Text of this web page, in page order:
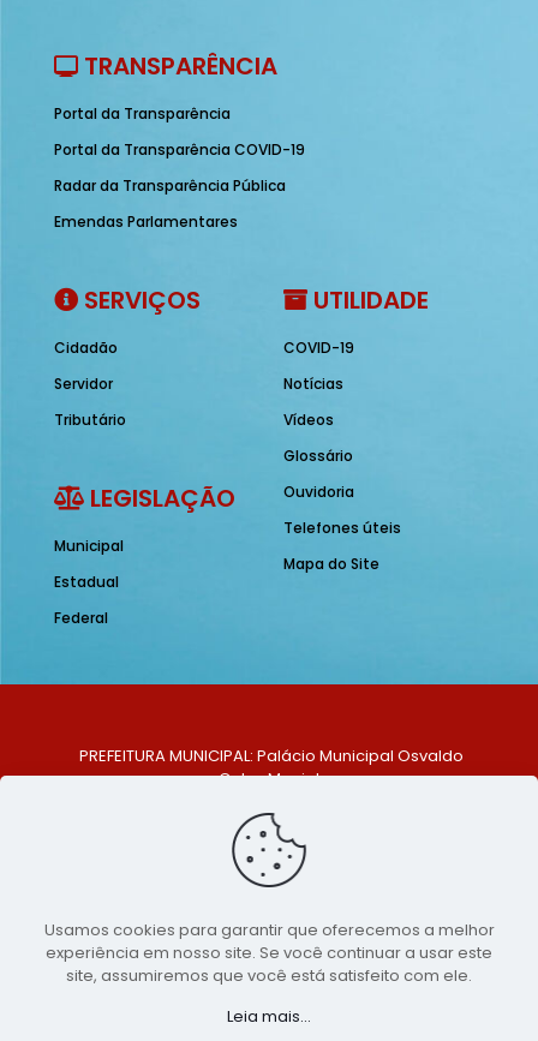
TRANSPARÊNCIA
Portal da Transparência
Portal da Transparência COVID-19
Radar da Transparência Pública
Emendas Parlamentares
SERVIÇOS
Cidadão
Servidor
Tributário
LEGISLAÇÃO
Municipal
Estadual
Federal
UTILIDADE
COVID-19
Notícias
Vídeos
Glossário
Ouvidoria
Telefones úteis
Mapa do Site
PREFEITURA MUNICIPAL: Palácio Municipal Osvaldo
Celso Maciel
Centro, São Bento do Una - PE. CEP: 553370-128
TELEFONE: (81) 99548-1569
E-MAIL: ouvidoria@saobentodouna.pe.gov.br
Copyright 2021-2026 - Assessoria de Comunicação da
Prefeitura de São Bento do Una - PE
Usamos cookies para garantir que oferecemos a melhor
experiência em nosso site. Se você continuar a usar este
site, assumiremos que você está satisfeito com ele.
Leia mais...